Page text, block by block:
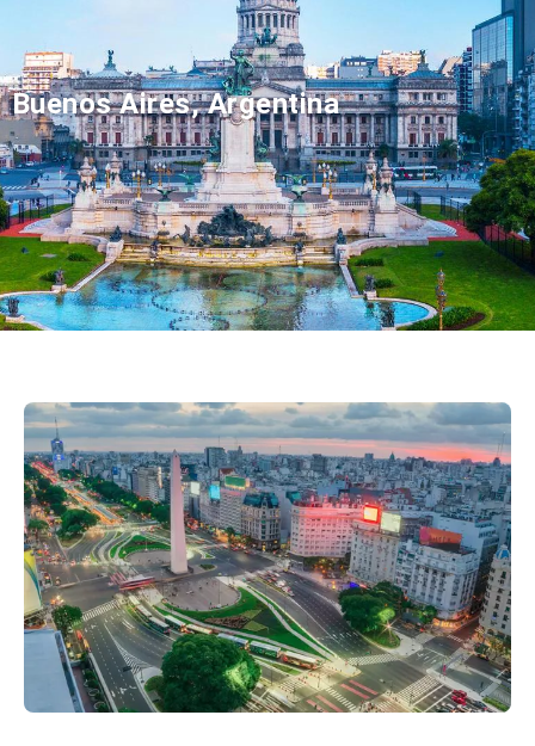
Buenos Aires, Argentina